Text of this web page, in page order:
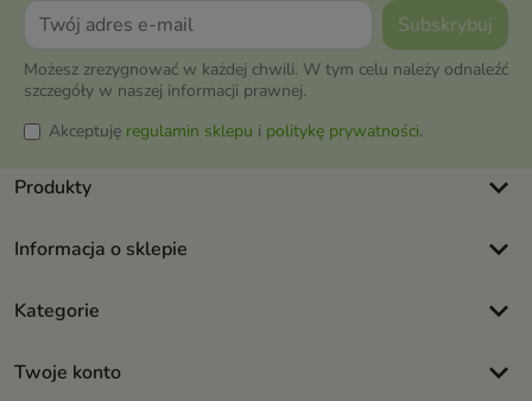
Możesz zrezygnować w każdej chwili. W tym celu należy odnaleźć
szczegóły w naszej informacji prawnej.
Akceptuję regulamin sklepu i politykę prywatności.
Produkty keyboard_arrow_down
Informacja o sklepie keyboard_arrow_down
Kategorie keyboard_arrow_down
Twoje konto keyboard_arrow_down